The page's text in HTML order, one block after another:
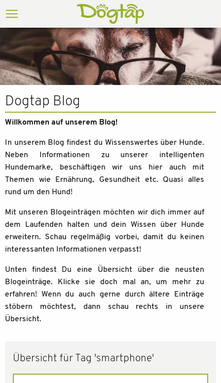
Dogtap Blog
Willkommen auf unserem Blog!
In unserem Blog findest du Wissenswertes über Hunde.
Neben Informationen zu unserer intelligenten
Hundemarke, beschäftigen wir uns hier auch mit
Themen wie Ernährung, Gesundheit etc. Quasi alles
rund um den Hund!
Mit unseren Blogeinträgen möchten wir dich immer auf
dem Laufenden halten und dein Wissen über Hunde
erweitern. Schau regelmäßig vorbei, damit du keinen
interessanten Informationen verpasst!
Unten findest Du eine Übersicht über die neusten
Blogeinträge. Klicke sie doch mal an, um mehr zu
erfahren! Wenn du auch gerne durch ältere Einträge
stöbern möchtest, dann schau rechts in unsere
Übersicht.
Übersicht für Tag 'smartphone'